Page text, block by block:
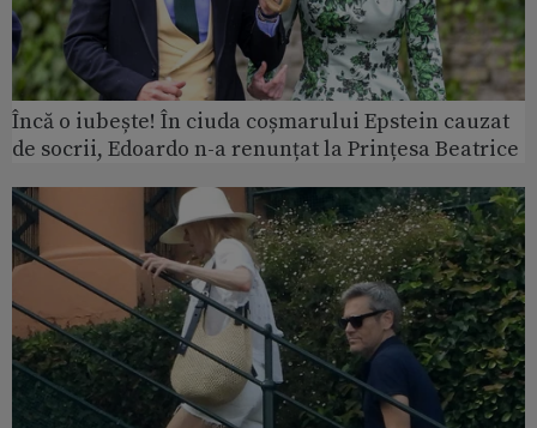
Încă o iubește! În ciuda coșmarului Epstein cauzat
de socrii, Edoardo n-a renunțat la Prințesa Beatrice